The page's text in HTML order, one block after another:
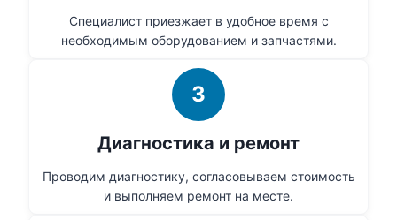
Специалист приезжает в удобное время с
необходимым оборудованием и запчастями.
3
Диагностика и ремонт
Проводим диагностику, согласовываем стоимость
и выполняем ремонт на месте.